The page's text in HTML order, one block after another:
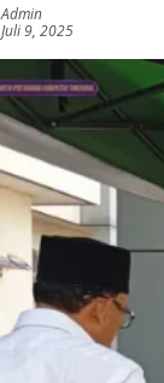
Admin
Juli 9, 2025